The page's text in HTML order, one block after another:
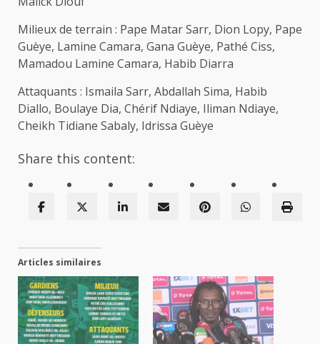
Milieux de terrain : Pape Matar Sarr, Dion Lopy, Pape
Guèye, Lamine Camara, Gana Guèye, Pathé Ciss,
Mamadou Lamine Camara, Habib Diarra
Attaquants : Ismaila Sarr, Abdallah Sima, Habib
Diallo, Boulaye Dia, Chérif Ndiaye, Iliman Ndiaye,
Cheikh Tidiane Sabaly, Idrissa Guèye
Share this content:
Articles similaires